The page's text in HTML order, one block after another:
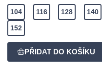
104 116 128 140
152